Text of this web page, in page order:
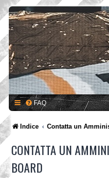
FAQ
Indice Contatta un
CONTATTA UN
BOARD